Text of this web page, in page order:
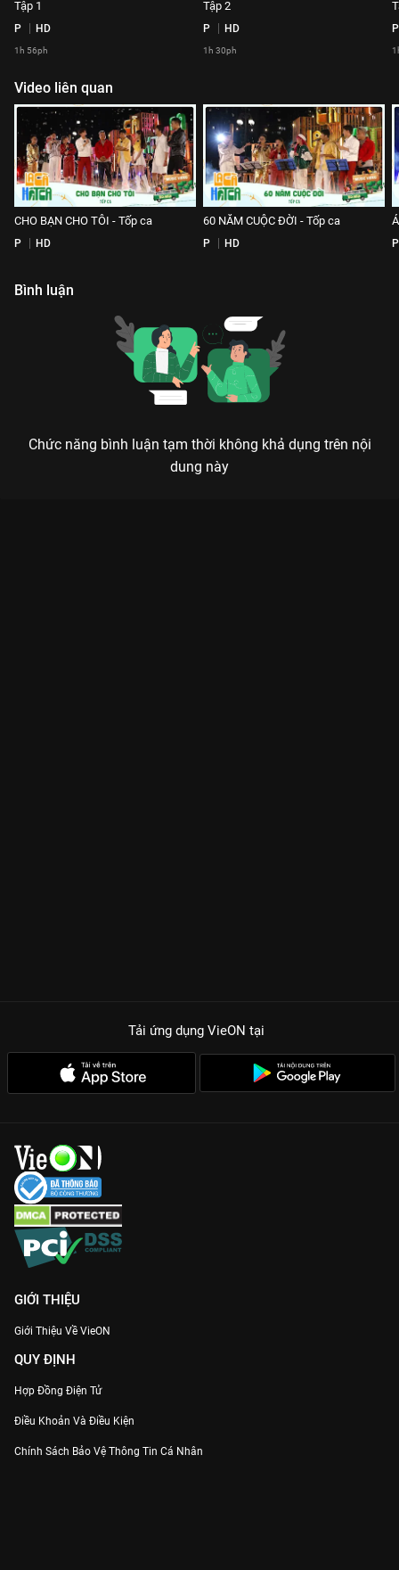
Tập 1
P HD
1h 56ph
Tập 2
P HD
1h 30ph
P
Video liên quan
CHO BẠN CHO TÔI - Tốp ca
P HD
60 NĂM CUỘC ĐỜI - Tốp ca
P HD P
Bình luận
Chức năng bình luận tạm thời không khả dụng trên nội
dung này
Tải ứng dụng VieON tại
GIỚI THIỆU
Giới Thiệu Về VieON
QUY ĐỊNH
Hợp Đồng Điện Tử
Điều Khoản Và Điều Kiện
Chính Sách Bảo Vệ Thông Tin Cá Nhân